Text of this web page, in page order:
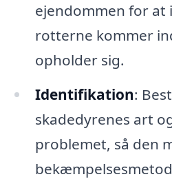
ejendommen for
rotterne kommer
opholder sig.
Identifikation:
skadedyrenes art
problemet, så den